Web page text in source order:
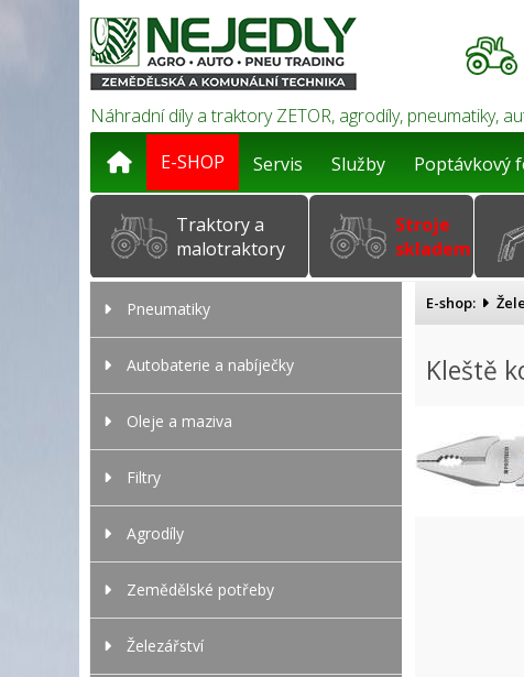
Náhradní díly a traktory ZETOR, agrodíly, pneumatiky,
E-SHOP Servis Služby Poptávkový
Traktory a
malotraktory
Stroje
skladem
Pneumatiky
Autobaterie a nabíječky
Oleje a maziva
Filtry
Agrodíly
Zemědělské potřeby
Železářství
E-shop:
Kleště